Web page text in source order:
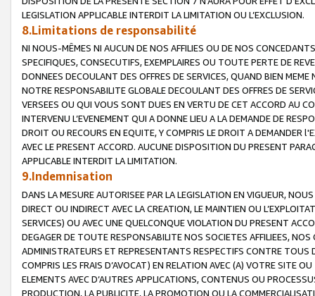
LEGISLATION APPLICABLE INTERDIT LA LIMITATION OU L’EXCLUSION.
8.Limitations de responsabilité
NI NOUS-MÊMES NI AUCUN DE NOS AFFILIES OU DE NOS
SPECIFIQUES, CONSECUTIFS, EXEMPLAIRES OU TOUTE PERTE DE
DONNEES DECOULANT DES OFFRES DE SERVICES, QUAND BIEN
NOTRE RESPONSABILITE GLOBALE DECOULANT DES OFFRES DE
VERSEES OU QUI VOUS SONT DUES EN VERTU DE CET ACCORD AU
INTERVENU L’EVENEMENT QUI A DONNE LIEU A LA DEMANDE DE
DROIT OU RECOURS EN EQUITE, Y COMPRIS LE DROIT A DEMANDER
AVEC LE PRESENT ACCORD. AUCUNE DISPOSITION DU PRESENT
APPLICABLE INTERDIT LA LIMITATION.
9.Indemnisation
DANS LA MESURE AUTORISEE PAR LA LEGISLATION EN VIGUEUR,
DIRECT OU INDIRECT AVEC LA CREATION, LE MAINTIEN OU
SERVICES) OU AVEC UNE QUELCONQUE VIOLATION DU PRESENT
DEGAGER DE TOUTE RESPONSABILITE NOS SOCIETES AFFILIEES,
ADMINISTRATEURS ET REPRESENTANTS RESPECTIFS CONTRE
COMPRIS LES FRAIS D’AVOCAT) EN RELATION AVEC (A) VOTRE SITE
ELEMENTS AVEC D’AUTRES APPLICATIONS, CONTENUS OU
PRODUCTION, LA PUBLICITE, LA PROMOTION OU LA